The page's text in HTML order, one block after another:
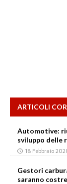
ARTICOLI
Automotive:
sviluppo
18 Febbraio
Gestori
saranno